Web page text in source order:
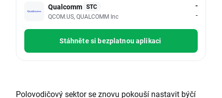
Qualcomm STC
QCOM.US, QUALCOMM Inc
-
-
Stáhněte si bezplatnou aplikaci
Polovodičový sektor se znovu pokouší nastavit býčí